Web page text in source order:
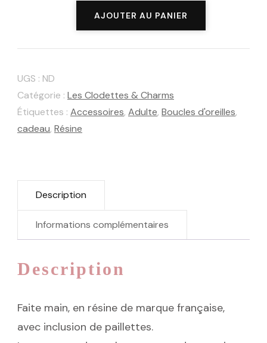
Clodettes
Lichen
Doré
AJOUTER AU PANIER
UGS : ND
Catégorie : Les Clodettes & Charms
Étiquettes : Accessoires, Adulte, Boucles d'oreilles,
cadeau, Résine
Description
Informations complémentaires
Description
Faite main, en résine de marque française,
avec inclusion de paillettes.